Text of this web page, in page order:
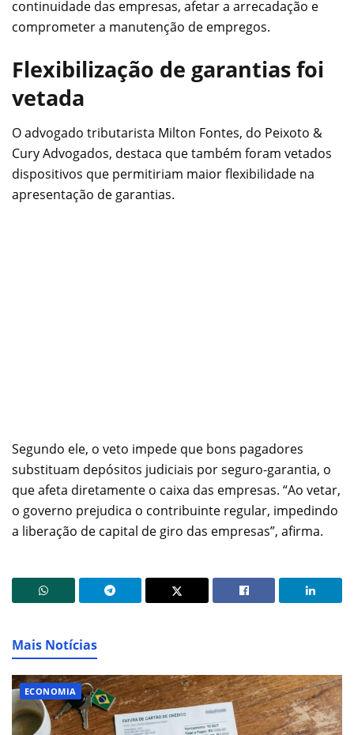
continuidade das empresas, afetar a arrecadação e
comprometer a manutenção de empregos.
Flexibilização de garantias foi
vetada
O advogado tributarista Milton Fontes, do Peixoto &
Cury Advogados, destaca que também foram vetados
dispositivos que permitiriam maior flexibilidade na
apresentação de garantias.
Segundo ele, o veto impede que bons pagadores
substituam depósitos judiciais por seguro-garantia, o
que afeta diretamente o caixa das empresas. “Ao vetar,
o governo prejudica o contribuinte regular, impedindo
a liberação de capital de giro das empresas”, afirma.
Mais Notícias
ECONOMIA